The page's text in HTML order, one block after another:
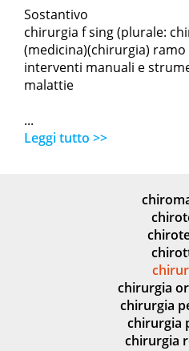
Sostantivo
chirurgia f sing (plurale:
(medicina)(chirurgia)
interventi manuali e
malattie
...
Leggi tutto >>
chirurgia
chirurgia
chirurgia
chirurgia